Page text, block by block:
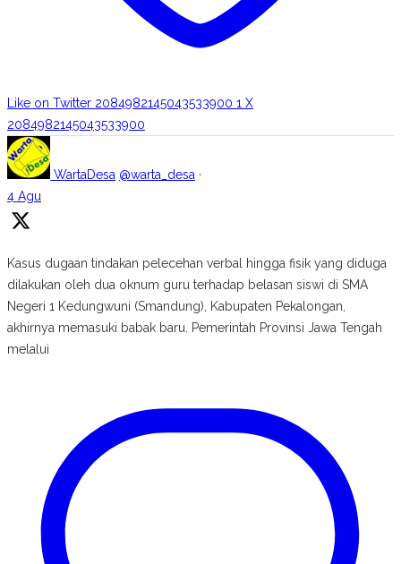
Like on Twitter 2084982145043533900 1 X
2084982145043533900
WartaDesa @warta_desa ·
4 Agu
Kasus dugaan tindakan pelecehan verbal hingga fisik yang diduga
dilakukan oleh dua oknum guru terhadap belasan siswi di SMA
Negeri 1 Kedungwuni (Smandung), Kabupaten Pekalongan,
akhirnya memasuki babak baru. Pemerintah Provinsi Jawa Tengah
melalui